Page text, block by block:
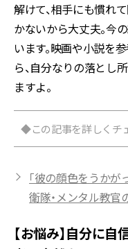
解けて、相手にも慣れ
かないから大丈夫。今
います。映画や小説を
ら、自分なりの落とし
ますよ。
◆この記事を詳しくチ
「彼の顔色をうかが
衛隊・メンタル教官
【お悩み】自分に